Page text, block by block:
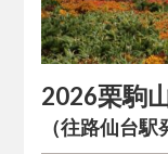
2026栗駒
（往路仙台